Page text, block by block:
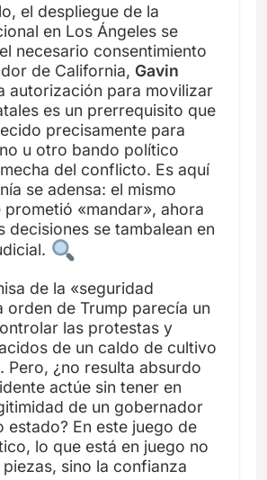
el despliegue de la
en Los Ángeles se
necesario consentimiento
de California, Gavin
autorización para movilizar
es un prerrequisito que
precisamente para
u otro bando político
del conflicto. Es aquí
se adensa: el mismo
prometió «mandar», ahora
decisiones se tambalean en
de la «seguridad
orden de Trump parecía un
las protestas y
de un caldo de cultivo
Pero, ¿no resulta absurdo
actúe sin tener en
de un gobernador
estado? En este juego de
lo que está en juego no
sino la confianza